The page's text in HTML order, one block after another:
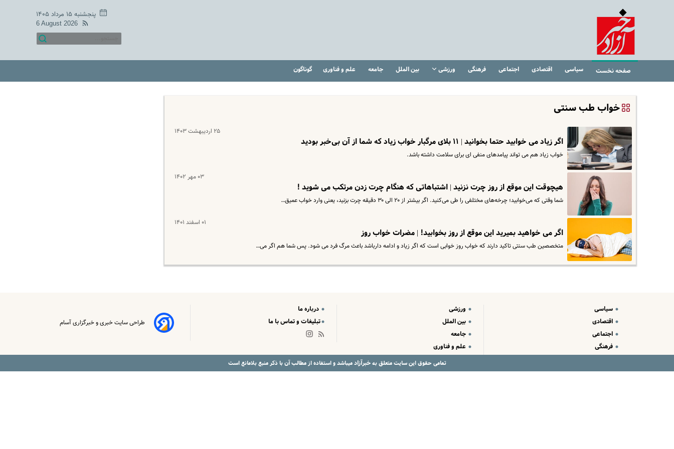
پنجشنبه ۱۵ مرداد ۱۴۰۵
6 August 2026
صفحه نخست سیاسی اقتصادی اجتماعی فرهنگی ورزشی بین الملل جامعه علم و فناوری گوناگون
خواب طب سنتی
۲۵ اردیبهشت ۱۴۰۳
اگر زیاد می خوابید حتما بخوانید | ۱۱ بلای مرگبار خواب زیاد که شما از آن بی‌خبر بودید
خواب زیاد هم می تواند پیامدهای منفی ای برای سلامت داشته باشد.
۰۳ مهر ۱۴۰۲
هیچوقت این موقع از روز چرت نزنید | اشتباهاتی که هنگام چرت زدن مرتکب می شوید !
شما وقتی که می‌خوابید؛ چرخه‌های مختلفی را طی می‌کنید. اگر بیشتر از ۲۰ الی ۳۰ دقیقه چرت بزنید، یعنی وارد خواب عمیق…
۰۱ اسفند ۱۴۰۱
اگر می خواهید بمیرید این موقع از روز بخوابید! | مضرات خواب روز
متخصصین طب سنتی تاکید دارند که خواب روز خوابی است که اگر زیاد و ادامه دارباشد باعث مرگ فرد می شود. پس شما هم اگر می…
سیاسی
اقتصادی
اجتماعی
فرهنگی
ورزشی
بین الملل
جامعه
علم و فناوری
درباره ما
تبلیغات و تماس با ما
طراحی سایت خبری و خبرگزاری آسام
تمامی حقوق این سایت متعلق بهخبرآزادمیباشد و استفاده از مطالب آن با ذکر منبع بلامانع است